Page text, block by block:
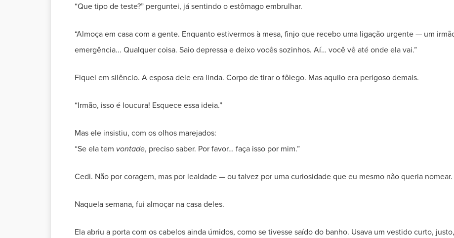
“Que tipo de teste?” perguntei, já sentindo o estômago embrulhar.
“Almoça em casa com a gente. Enquanto estivermos à mesa, finjo que recebo uma ligação urgente — um
emergência... Qualquer coisa. Saio depressa e deixo vocês sozinhos. Aí… você vê até onde ela vai.”
Fiquei em silêncio. A esposa dele era linda. Corpo de tirar o fôlego. Mas aquilo era perigoso demais.
“Irmão, isso é loucura! Esquece essa ideia.”
Mas ele insistiu, com os olhos marejados:
“Se ela tem vontade, preciso saber. Por favor… faça isso por mim.”
Cedi. Não por coragem, mas por lealdade — ou talvez por uma curiosidade que eu mesmo não queria nomear.
Naquela semana, fui almoçar na casa deles.
Ela abriu a porta com os cabelos ainda úmidos, como se tivesse saído do banho. Usava um vestido curto,